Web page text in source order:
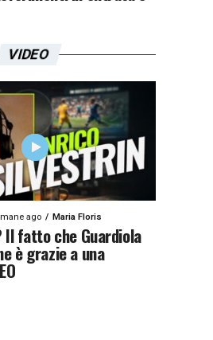
VIDEO
ago Maria Floris
fatto che Guardiola
è grazie a una